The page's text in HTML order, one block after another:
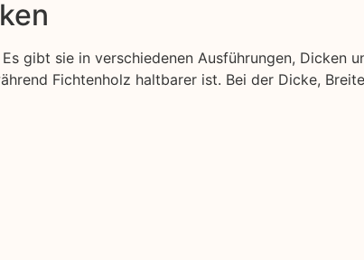
gibt sie in verschiedenen Ausführungen, Dicken
Fichtenholz haltbarer ist. Bei der Dicke,